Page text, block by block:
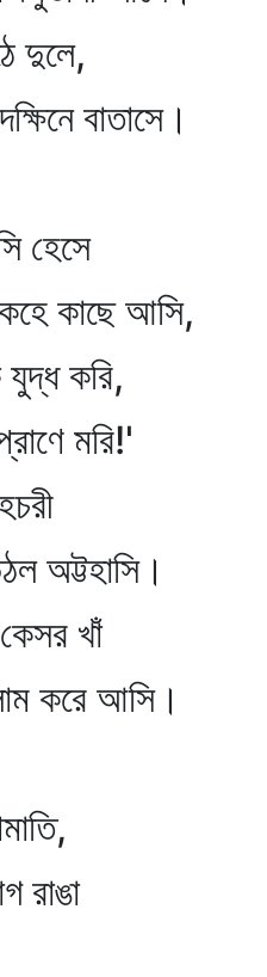
দুলে,
বাতাসে।
হেসে
কাছে আসি,
করি,
মরি!'
খাঁ
করে আসি।